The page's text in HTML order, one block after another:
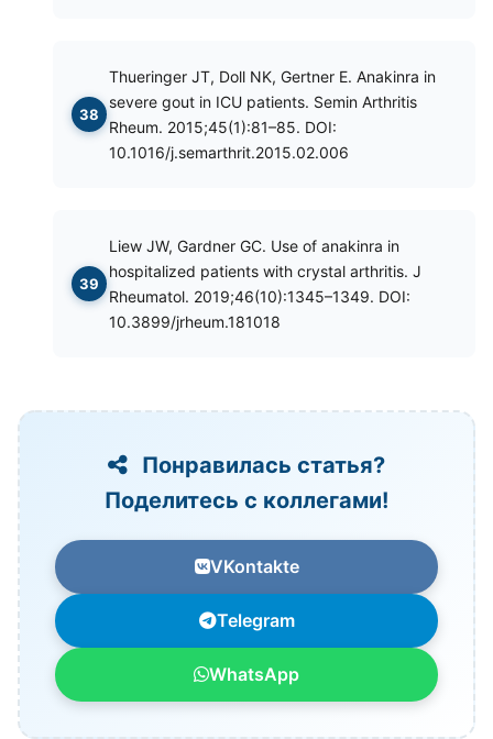
Thueringer JT, Doll NK, Gertner E. Anakinra in
severe gout in ICU patients. Semin Arthritis
Rheum. 2015;45(1):81–85. DOI:
10.1016/j.semarthrit.2015.02.006
Liew JW, Gardner GC. Use of anakinra in
hospitalized patients with crystal arthritis. J
Rheumatol. 2019;46(10):1345–1349. DOI:
10.3899/jrheum.181018
Понравилась статья?
Поделитесь с коллегами!
VKontakte
Telegram
WhatsApp